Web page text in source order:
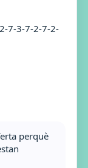
7-3-7-2-7-2-
perquè